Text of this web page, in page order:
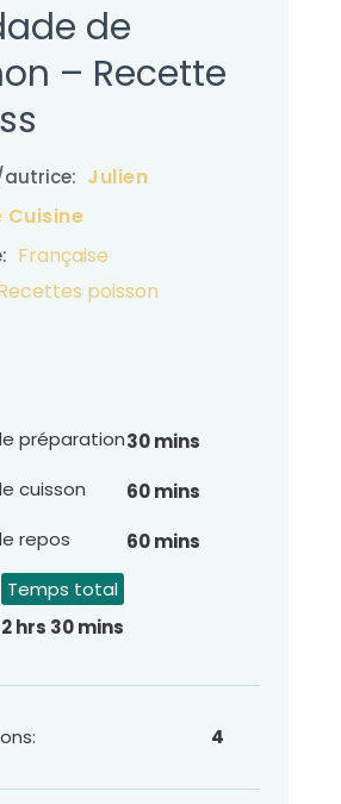
de
– Recette
Julien
Cuisine
Française
poisson
préparation30 mins
cuisson
60 mins
repos
60 mins
Temps total
2 hrs 30 mins
4